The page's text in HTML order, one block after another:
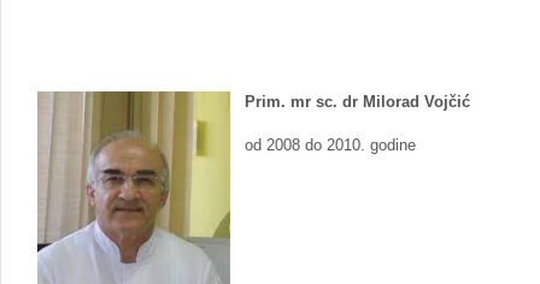
Prim. mr sc. dr Milorad Vojčić
od 2008 do 2010. godine